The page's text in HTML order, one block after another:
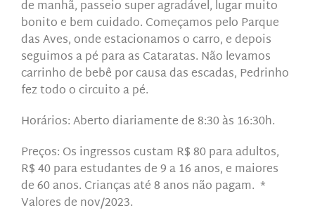
de manhã, passeio super agradável, lugar muito
bonito e bem cuidado. Começamos pelo Parque
das Aves, onde estacionamos o carro, e depois
seguimos a pé para as Cataratas. Não levamos
carrinho de bebê por causa das escadas, Pedrinho
fez todo o circuito a pé.
Horários: Aberto diariamente de 8:30 às 16:30h.
Preços: Os ingressos custam R$ 80 para adultos,
R$ 40 para estudantes de 9 a 16 anos, e maiores
de 60 anos. Crianças até 8 anos não pagam. *
Valores de nov/2023.